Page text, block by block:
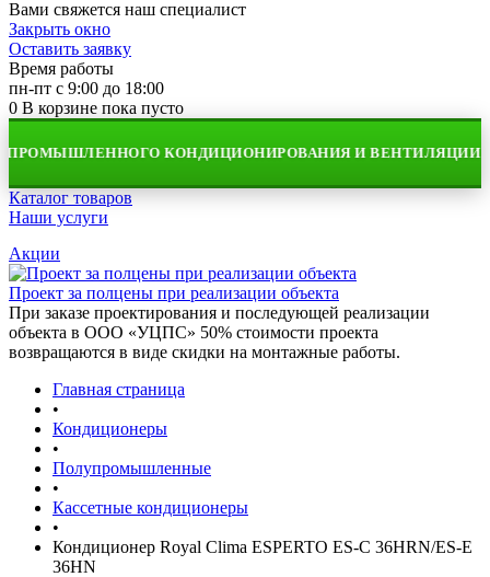
Вами свяжется наш специалист
Закрыть окно
Оставить заявку
Время работы
пн-пт с 9:00 до 18:00
0 В корзине пока пусто
КОНДИЦИОНИРОВАНИЯ И ВЕНТИЛЯЦИИ
Каталог товаров
Наши услуги
Акции
Проект за полцены при реализации объекта
При заказе проектирования и последующей реализации
объекта в ООО «УЦПС» 50% стоимости проекта
возвращаются в виде скидки на монтажные работы.
Главная страница
•
Кондиционеры
•
Полупромышленные
•
Кассетные кондиционеры
•
Кондиционер Royal Clima ESPERTO ES-C 36HRN/ES-E
36HN